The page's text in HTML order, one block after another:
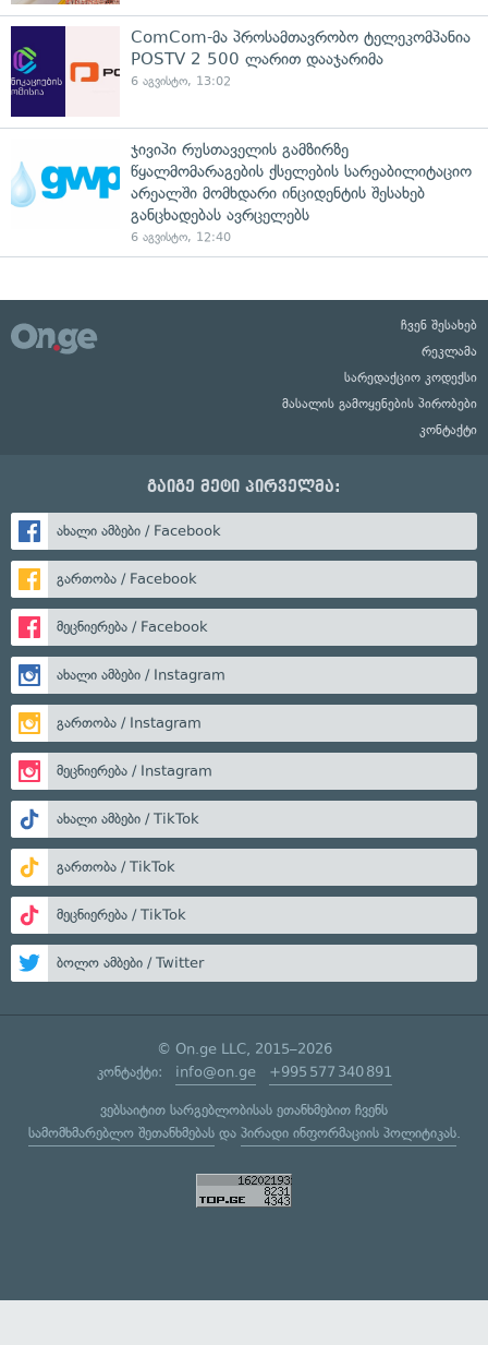
ComCom-მა პროსამთავრობო ტელეკომპანია
POSTV 2 500 ლარით დააჯარიმა
6 აგვისტო, 13:02
ჯივიპი რუსთაველის გამზირზე
წყალმომარაგების ქსელების სარეაბილიტაციო
არეალში მომხდარი ინციდენტის შესახებ
განცხადებას ავრცელებს
6 აგვისტო, 12:40
ჩვენ შესახებ
რეკლამა
სარედაქციო კოდექსი
მასალის გამოყენების პირობები
კონტაქტი
გაიგე მეტი პირველმა:
ახალი ამბები / Facebook
გართობა / Facebook
მეცნიერება / Facebook
ახალი ამბები / Instagram
გართობა / Instagram
მეცნიერება / Instagram
ახალი ამბები / TikTok
გართობა / TikTok
მეცნიერება / TikTok
ბოლო ამბები / Twitter
© On.ge LLC, 2015–2026
კონტაქტი: info@on.ge +995 577 340 891
ვებსაიტით სარგებლობისას ეთანხმებით ჩვენს
სამომხმარებლო შეთანხმებასდა პირადი ინფორმაციის პოლიტიკას.